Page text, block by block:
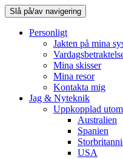
Slå på/av navigering
Personligt
Jakten på mina
Mina skisser
Mina resor
Kontakta mig
Jag & Nyteknik
Uppkopplad
Australien
Spanien
USA